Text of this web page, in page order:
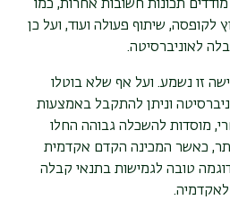
תכונות חשובות אחרות, כמו
לקופסה, שיתוף פעולה ועוד, ועל כן
לאוניברסיטה.
זו נשמע. ועל אף שלא בוטלו
וניתן להתקבל באמצעות
מוסדות להשכלה גבוהה החלו
כאשר המכינה הקדם אקדמית
טובה לגמישות בתנאי קבלה